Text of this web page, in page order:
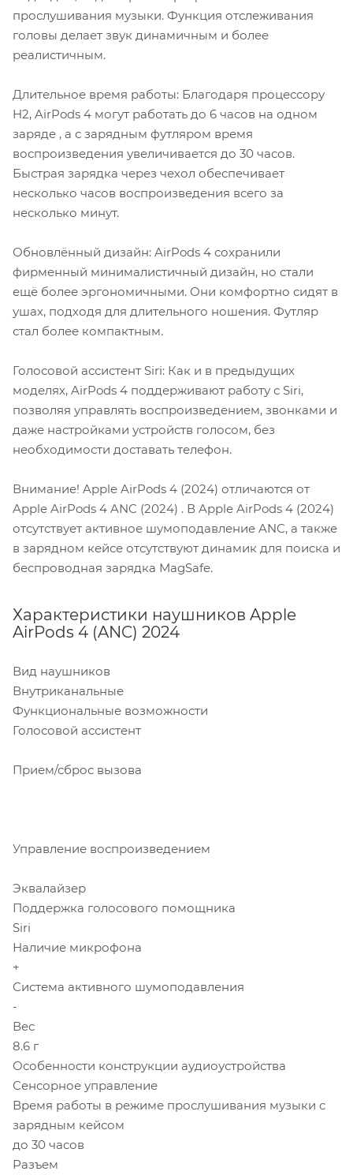
прослушивания музыки. Функция отслеживания
головы делает звук динамичным и более
реалистичным.
Длительное время работы: Благодаря процессору
H2, AirPods 4 могут работать до 6 часов на одном
заряде , а с зарядным футляром время
воспроизведения увеличивается до 30 часов.
Быстрая зарядка через чехол обеспечивает
несколько часов воспроизведения всего за
несколько минут.
Обновлённый дизайн: AirPods 4 сохранили
фирменный минималистичный дизайн, но стали
ещё более эргономичными. Они комфортно сидят в
ушах, подходя для длительного ношения. Футляр
стал более компактным.
Голосовой ассистент Siri: Как и в предыдущих
моделях, AirPods 4 поддерживают работу с Siri,
позволяя управлять воспроизведением, звонками и
даже настройками устройств голосом, без
необходимости доставать телефон.
Внимание! Apple AirPods 4 (2024) отличаются от
Apple AirPods 4 ANC (2024) . В Apple AirPods 4 (2024)
отсутствует активное шумоподавление ANC, а также
в зарядном кейсе отсутствуют динамик для поиска и
беспроводная зарядка MagSafe.
Характеристики наушников Apple
AirPods 4 (ANC) 2024
Вид наушников
Внутриканальные
Функциональные возможности
Голосовой ассистент
Прием/сброс вызова
Управление воспроизведением
Эквалайзер
Поддержка голосового помощника
Siri
Наличие микрофона
+
Система активного шумоподавления
-
Вес
8.6 г
Особенности конструкции аудиоустройства
Сенсорное управление
Время работы в режиме прослушивания музыки с
зарядным кейсом
до 30 часов
Разъем